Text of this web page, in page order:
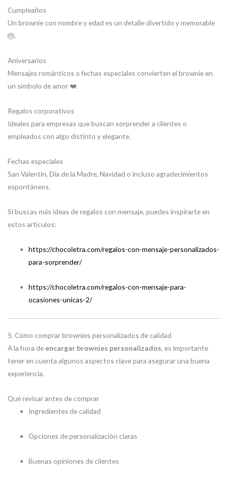
Cumpleaños
Un brownie con nombre y edad es un detalle divertido y memorable
🎂.
Aniversarios
Mensajes románticos o fechas especiales convierten el brownie en
un símbolo de amor ❤️.
Regalos corporativos
Ideales para empresas que buscan sorprender a clientes o
empleados con algo distinto y elegante.
Fechas especiales
San Valentín, Día de la Madre, Navidad o incluso agradecimientos
espontáneos.
Si buscas más ideas de regalos con mensaje, puedes inspirarte en
estos artículos:
https://chocoletra.com/regalos-con-mensaje-personalizados-
para-sorprender/
https://chocoletra.com/regalos-con-mensaje-para-
ocasiones-unicas-2/
5. Cómo comprar brownies personalizados de calidad
A la hora de encargar brownies personalizados, es importante
tener en cuenta algunos aspectos clave para asegurar una buena
experiencia.
Qué revisar antes de comprar
Ingredientes de calidad
Opciones de personalización claras
Buenas opiniones de clientes